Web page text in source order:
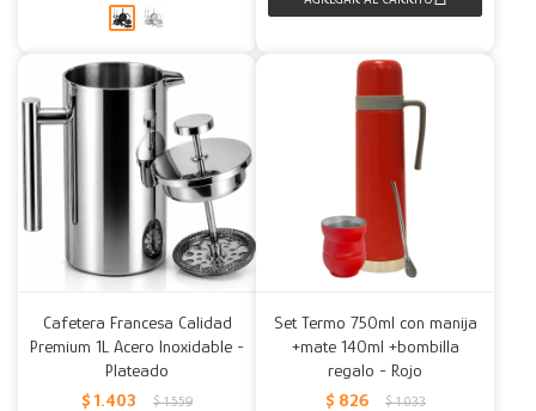
Cafetera Francesa Calidad
Premium 1L Acero Inoxidable -
Plateado
$ 1.403 $ 1.559
Set Termo 750ml con manija
+mate 140ml +bombilla
regalo - Rojo
$ 826 $ 1.033